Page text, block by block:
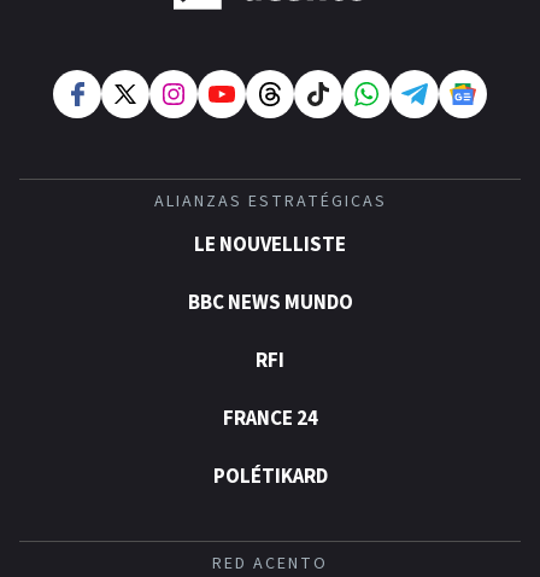
ALIANZAS ESTRATÉGICAS
LE NOUVELLISTE
BBC NEWS MUNDO
RFI
FRANCE 24
POLÉTIKARD
RED ACENTO